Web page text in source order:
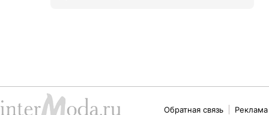
Обратная связь